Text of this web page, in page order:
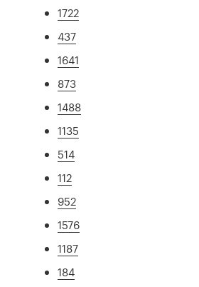
1722
437
1641
873
1488
1135
514
112
952
1576
1187
184